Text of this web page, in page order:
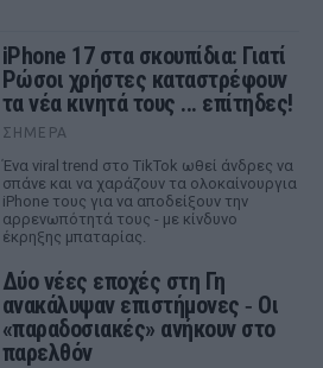
iPhone 17 στα σκουπίδια: Γιατί
Ρώσοι χρήστες καταστρέφουν
τα νέα κινητά τους ... επίτηδες!
ΣΉΜΕΡΑ
Ένα viral trend στο TikTok ωθεί άνδρες να
σπάνε και να χαράζουν τα ολοκαίνουργια
iPhone τους για να αποδείξουν την
αρρενωπότητά τους - με κίνδυνο
έκρηξης μπαταρίας.
Δύο νέες εποχές στη Γη
ανακάλυψαν επιστήμονες ‑ Oι
«παραδοσιακές» ανήκουν στο
παρελθόν